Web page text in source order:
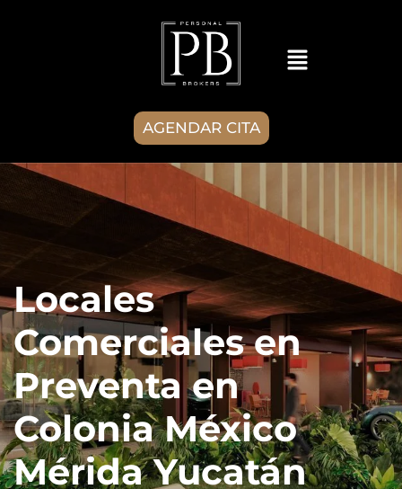
AGENDAR CITA
Locales
Comerciales en
Preventa en
Colonia México
Mérida Yucatán